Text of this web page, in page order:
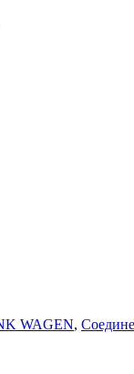
WAGEN,